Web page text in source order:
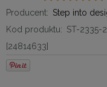
Producent: Step into
Kod produktu: ST-2335-
[24814633]